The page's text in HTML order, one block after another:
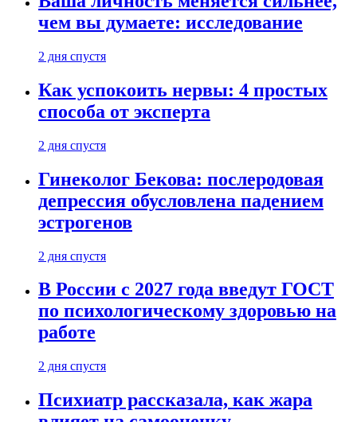
чем вы думаете: исследование
2 дня спустя
Как успокоить нервы: 4 простых
способа от эксперта
2 дня спустя
Гинеколог Бекова: послеродовая
депрессия обусловлена падением
эстрогенов
2 дня спустя
В России с 2027 года введут ГОСТ
по психологическому здоровью на
работе
2 дня спустя
Психиатр рассказала, как жара